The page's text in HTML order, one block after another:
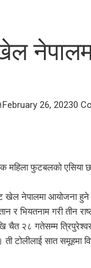
February 26, 20230
फुटबलको एसिया
खेल नेपालमा
र भियतनाम गरी तीन
२८ गतेसम्म
टोलीलाई सात समूहमा